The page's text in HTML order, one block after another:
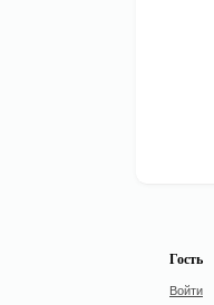
Гость
Войти